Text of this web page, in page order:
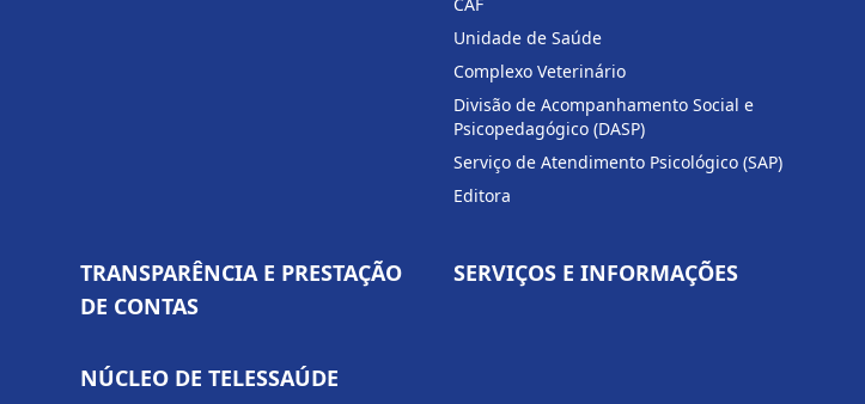
Unidade de Saúde
Complexo Veterinário
Divisão de Acompanhamento Social e
Psicopedagógico (DASP)
Serviço de Atendimento Psicológico (SAP)
Editora
TRANSPARÊNCIA E PRESTAÇÃO
DE CONTAS
SERVIÇOS E INFORMAÇÕES
NÚCLEO DE TELESSAÚDE